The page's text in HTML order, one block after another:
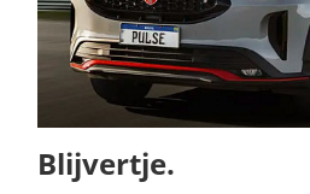
Blijvertje.